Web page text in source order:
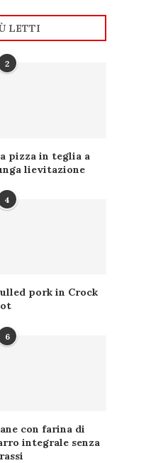
LETTI
2
pizza in teglia a
lievitazione
4
pork in Crock
6
con farina di
integrale senza